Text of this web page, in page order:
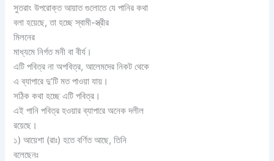
সুতরাং উপরোক্ত আয়াত গুলোতে যে পানির কথা
বলা হয়েছে, তা হচ্ছে স্বামী-স্ত্রীর
মিলনের
মাধ্যমে নির্গত মনী বা বীর্য।
এটি পবিত্র না অপবিত্র, আলেমদের নিকট থেকে
এ ব্যাপারে দু’টি মত পাওয়া যায়।
সঠিক কথা হচ্ছে এটি পবিত্র।
এই পানি পবিত্র হওয়ার ব্যাপারে অনেক দলীল
রয়েছে।
১) আয়েশা (রাঃ) হতে বর্ণিত আছে, তিনি
বলেছেনঃ